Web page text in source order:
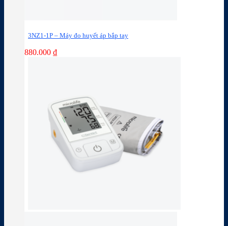
3NZ1-1P – Máy đo huyết áp bắp tay
880.000 ₫